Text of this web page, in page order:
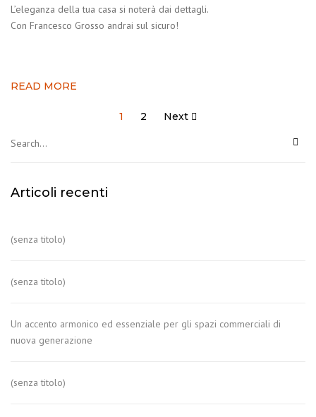
L’eleganza della tua casa si noterà dai dettagli.
Con Francesco Grosso andrai sul sicuro!
READ MORE
1 2 Next
Articoli recenti
(senza titolo)
(senza titolo)
Un accento armonico ed essenziale per gli spazi commerciali di
nuova generazione
(senza titolo)